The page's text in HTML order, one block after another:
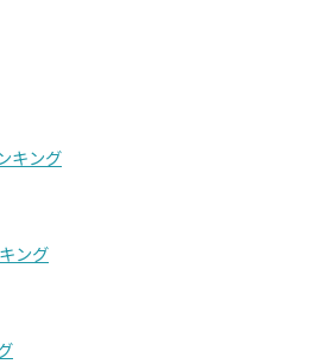
キング
ング